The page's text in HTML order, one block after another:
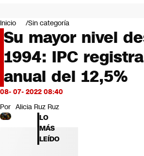
Negocios
Deportes
Programas completos
Cultura
Servicios
Bits
CNN tiempo
Futuro 360
Opinión
Inicio Sin categoría
Su mayor nivel
1994: IPC
anual del 12,5%
08- 07- 2022 08:40
Por Alicia Ruz Ruz
LO
MÁS
LEÍDO